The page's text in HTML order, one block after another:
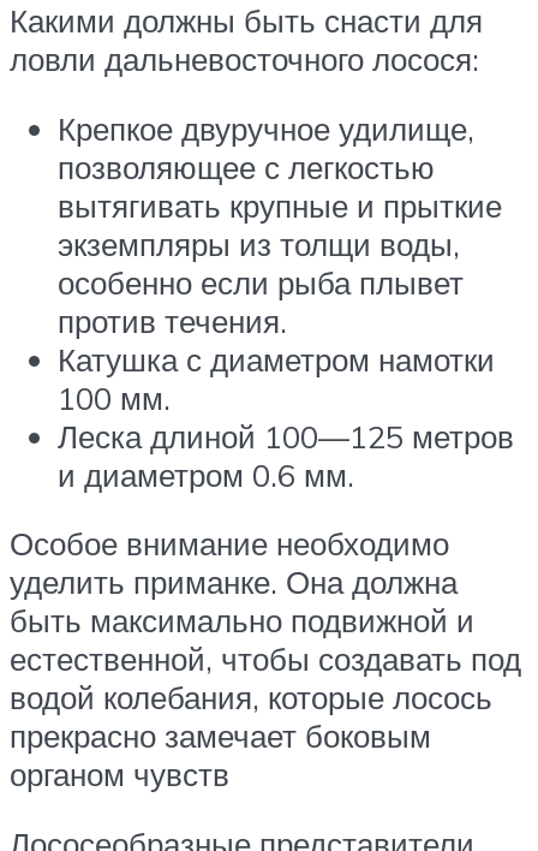
Какими должны быть снасти для
ловли дальневосточного лосося:
Крепкое двуручное удилище,
позволяющее с легкостью
вытягивать крупные и прыткие
экземпляры из толщи воды,
особенно если рыба плывет
против течения.
Катушка с диаметром намотки
100 мм.
Леска длиной 100—125 метров
и диаметром 0.6 мм.
Особое внимание необходимо
уделить приманке. Она должна
быть максимально подвижной и
естественной, чтобы создавать под
водой колебания, которые лосось
прекрасно замечает боковым
органом чувств